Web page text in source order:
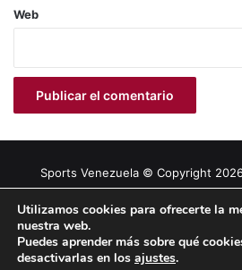
Web
Sports Venezuela © Copyright
reservados |
Tema
Facebook
X
Utilizamos cookies para ofrecerte la
nuestra web.
Puedes aprender más sobre qué
desactivarlas en los ajustes.